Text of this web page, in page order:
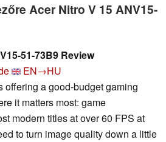
Acer Nitro V 15 ANV15-
51-73B9 Review
EN→HU
offering a good-budget gaming
it matters most: game
modern titles at over 60 FPS at
to turn image quality down a little